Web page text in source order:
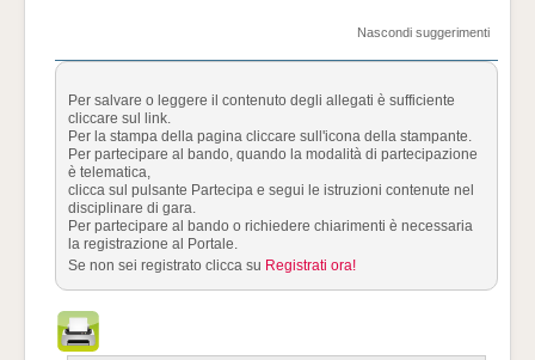
Nascondi suggerimenti
Per salvare o leggere il contenuto degli allegati è sufficiente
cliccare sul link.
Per la stampa della pagina cliccare sull'icona della stampante.
Per partecipare al bando, quando la modalità di partecipazione
è telematica,
clicca sul pulsante Partecipa e segui le istruzioni contenute nel
disciplinare di gara.
Per partecipare al bando o richiedere chiarimenti è necessaria
la registrazione al Portale.
Se non sei registrato clicca su Registrati ora!